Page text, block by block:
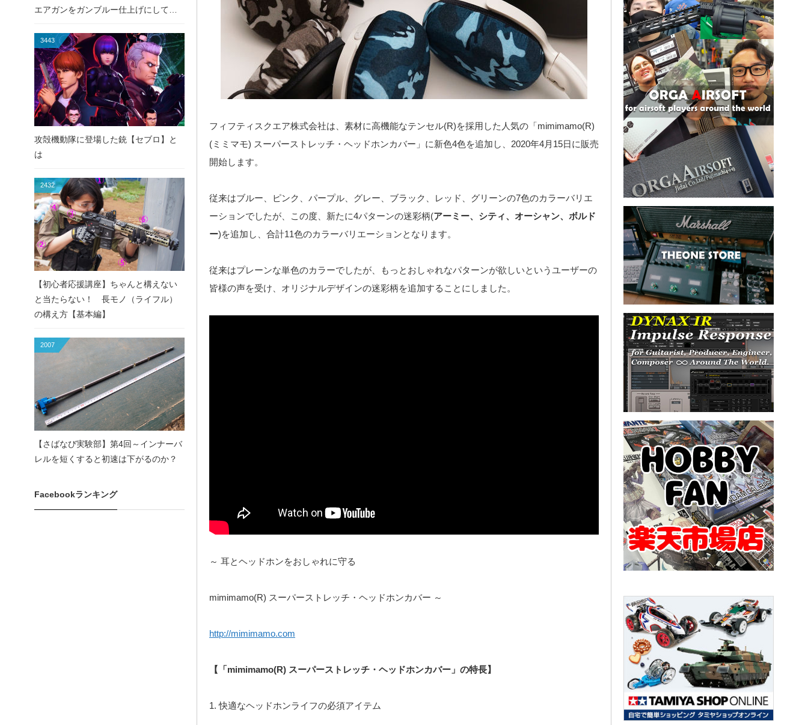
フィフティスクエア株式会社は、素材に高機能なテンセル(R)を採用した人気の「mimimamo(R)
(ミミマモ) スーパーストレッチ・ヘッドホンカバー」に新色4色を追加し、2020年4月15日に販売
開始します。
従来はブルー、ピンク、パープル、グレー、ブラック、レッド、グリーンの7色のカラーバリエ
ーションでしたが、この度、新たに4パターンの迷彩柄(アーミー、シティ、オーシャン、ボルド
ー)を追加し、合計11色のカラーバリエーションとなります。
従来はプレーンな単色のカラーでしたが、もっとおしゃれなパターンが欲しいというユーザーの
皆様の声を受け、オリジナルデザインの迷彩柄を追加することにしました。
～ 耳とヘッドホンをおしゃれに守る
mimimamo(R) スーパーストレッチ・ヘッドホンカバー ～
http://mimimamo.com
【「mimimamo(R) スーパーストレッチ・ヘッドホンカバー」の特長】
1. 快適なヘッドホンライフの必須アイテム
エアガンをガンブルー仕上げにしてみ
3443
攻殻機動隊に登場した銃【セブロ】と
は
2432
【初心者応援講座】ちゃんと構えない
と当たらない！ 長モノ（ライフル）
の構え方【基本編】
2007
【さばなび実験部】第4回～インナーバ
レルを短くすると初速は下がるのか？
Facebookランキング